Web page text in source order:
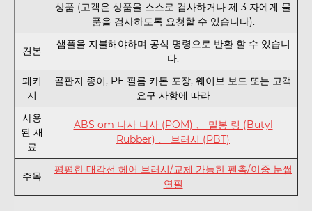
상품 (고객은 상품을 스스로 검사하거나 제 3 자에게 물
품을 검사하도록 요청할 수 있습니다).
견본
샘플을 지불해야하며 공식 명령으로 반환 할 수 있습니
다.
패키
지
골판지 종이, PE 필름 카톤 포장, 웨이브 보드 또는 고객
요구 사항에 따라
사용
된 재
료
ABS om 나사 나사 (POM) 、 밀봉 링 (Butyl
Rubber) 、 브러시 (PBT)
주목
평평한 대각선 헤어 브러시/교체 가능한 펜촉/이중 눈썹
연필